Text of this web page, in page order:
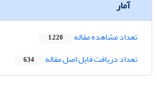
آمار
تعداد مشاهده مقاله 1,220
تعداد دریافت فایل اصل مقاله 634